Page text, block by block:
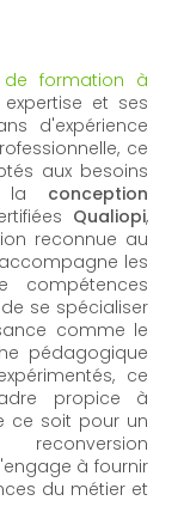
de formation à
et ses
d'expérience
ce
aux besoins
la conception
Qualiopi,
reconnue au
accompagne les
compétences
se spécialiser
comme le
pédagogique
ce
propice à
ce soit pour un
à fournir
du métier et